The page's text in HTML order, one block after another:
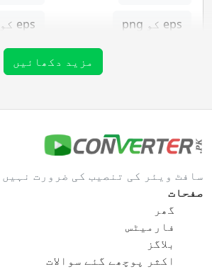
eps کو png eps کو svg
gif کنورٹر
gif کو bmp
gif کو ico
gif کو png
gif کو tga
مزید دکھائیں
سافٹ ویئر کی تنصیب کی ضرورت نہیں
صفحات
گھر
فارمیٹس
بلاگز
اکثر پوچھے گئے سوالات